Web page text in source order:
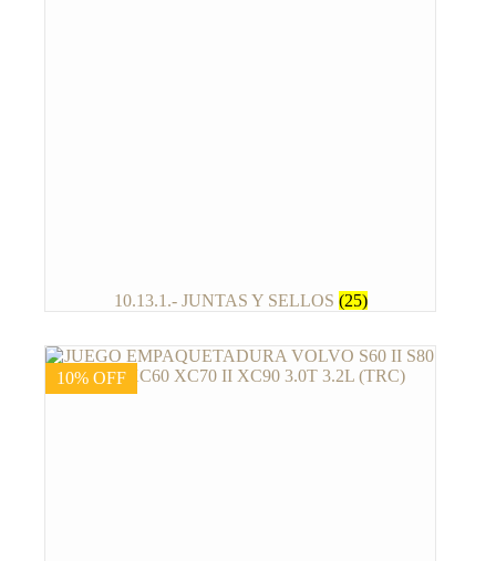
10.13.1.- JUNTAS Y SELLOS (25)
10% OFF